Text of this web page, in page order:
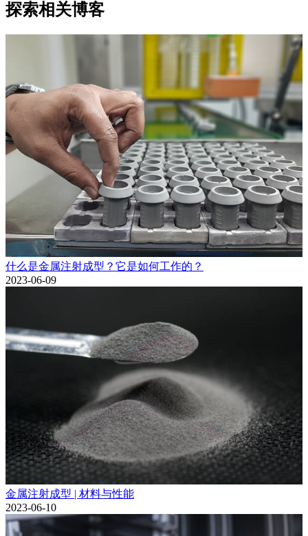
探索相关博客
什么是金属注射成型？它是如何工作的？
2023-06-09
金属注射成型 | 材料与性能
2023-06-10